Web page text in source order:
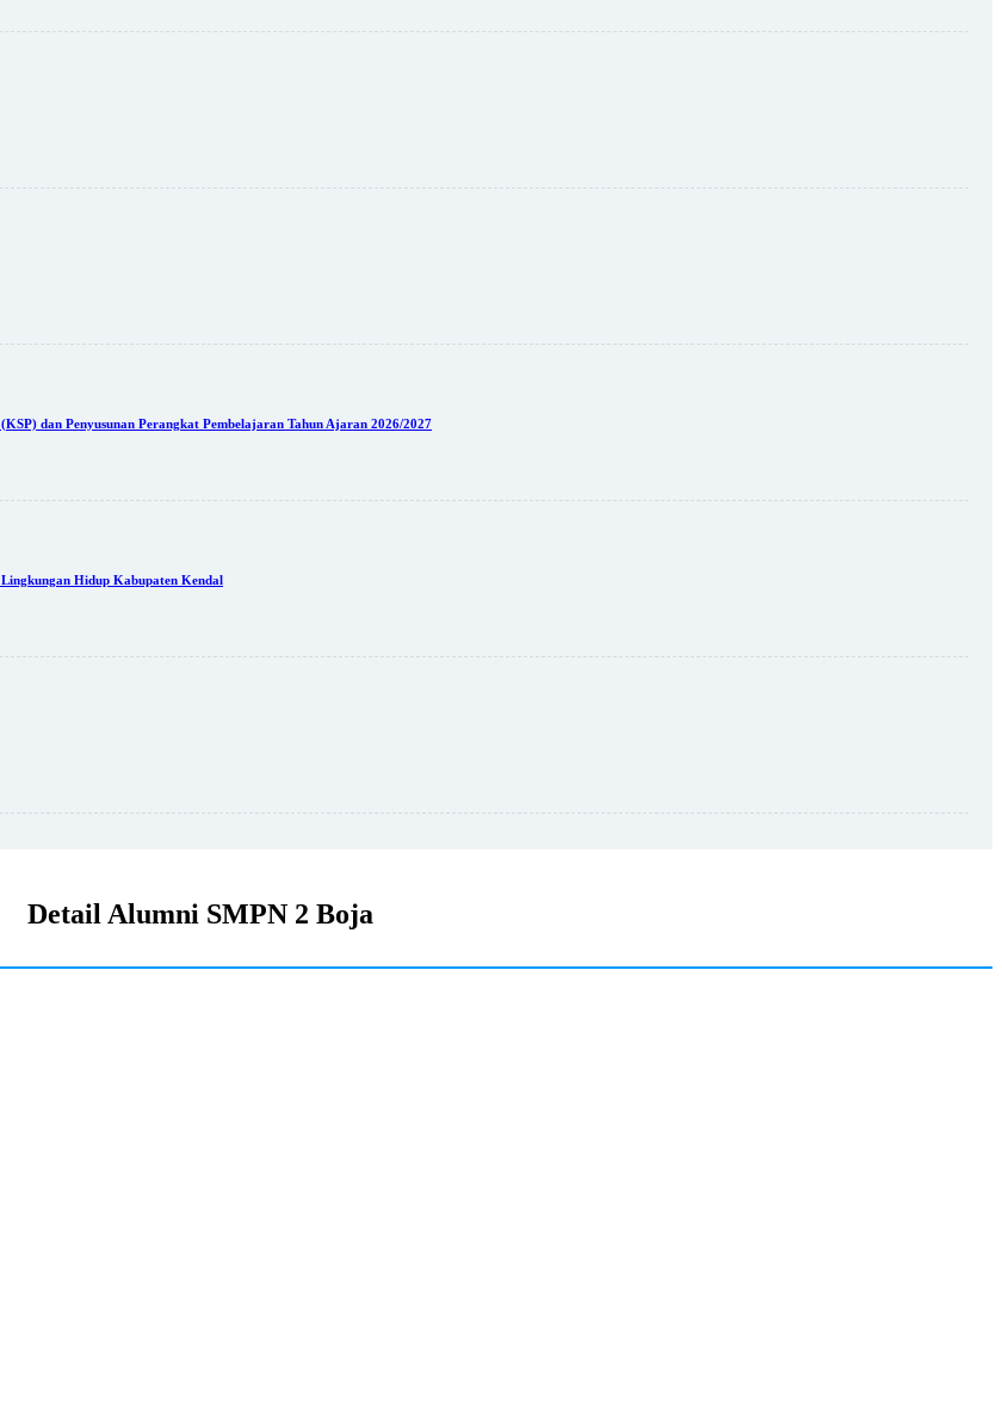
dan Penyusunan Perangkat Pembelajaran Tahun Ajaran 2026/2027
Hidup Kabupaten Kendal
Detail Alumni SMPN 2 Boja